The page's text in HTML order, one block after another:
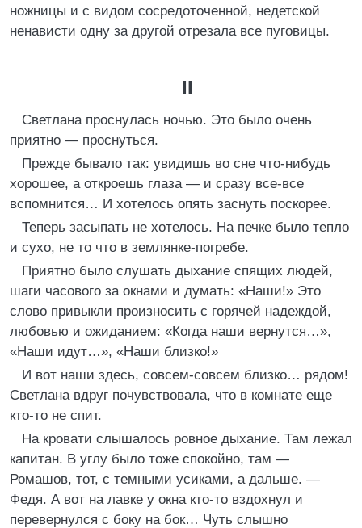
ножницы и с видом сосредоточенной, недетской
ненависти одну за другой отрезала все пуговицы.
II
Светлана проснулась ночью. Это было очень
приятно — проснуться.
Прежде бывало так: увидишь во сне что-нибудь
хорошее, а откроешь глаза — и сразу все-все
вспомнится… И хотелось опять заснуть поскорее.
Теперь засыпать не хотелось. На печке было тепло
и сухо, не то что в землянке-погребе.
Приятно было слушать дыхание спящих людей,
шаги часового за окнами и думать: «Наши!» Это
слово привыкли произносить с горячей надеждой,
любовью и ожиданием: «Когда наши вернутся…»,
«Наши идут…», «Наши близко!»
И вот наши здесь, совсем-совсем близко… рядом!
Светлана вдруг почувствовала, что в комнате еще
кто-то не спит.
На кровати слышалось ровное дыхание. Там лежал
капитан. В углу было тоже спокойно, там —
Ромашов, тот, с темными усиками, а дальше. —
Федя. А вот на лавке у окна кто-то вздохнул и
перевернулся с боку на бок… Чуть слышно